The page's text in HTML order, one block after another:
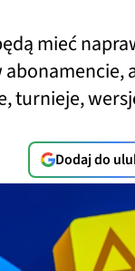
mieć
turnieje,
Dodaj do